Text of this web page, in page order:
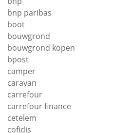
bnp paribas
boot
bouwgrond
bouwgrond kopen
bpost
camper
caravan
carrefour
carrefour finance
cetelem
cofidis